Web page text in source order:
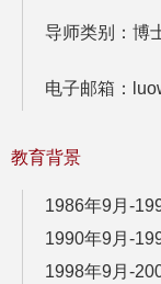
导师类别：博
电子邮箱：
教育背景
1986年9月-
1990年9月-
1998年9月-